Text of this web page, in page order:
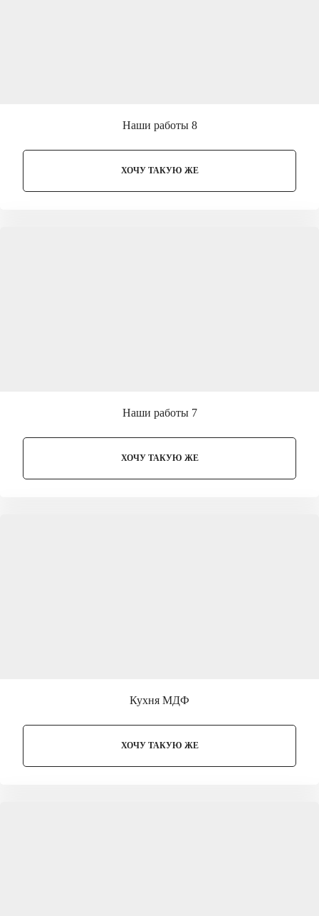
Наши работы 8
ХОЧУ ТАКУЮ ЖЕ
Наши работы 7
ХОЧУ ТАКУЮ ЖЕ
Кухня МДФ
ХОЧУ ТАКУЮ ЖЕ